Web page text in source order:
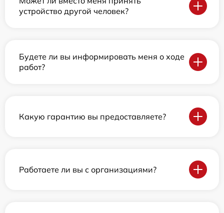
устройство другой человек?
Будете ли вы информировать меня о ходе
работ?
Какую гарантию вы предоставляете?
Работаете ли вы с организациями?